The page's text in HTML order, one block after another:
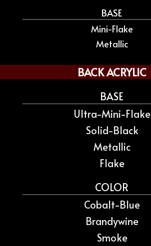
BASE
Mini-Flake
Metallic
BACK ACRYLIC
BASE
Ultra-Mini-Flake
Solid-Black
Metallic
Flake
COLOR
Cobalt-Blue
Brandywine
Smoke